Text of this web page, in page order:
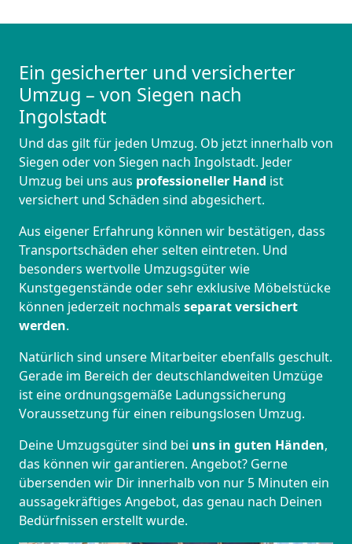
Ein gesicherter und versicherter
Umzug – von Siegen nach
Ingolstadt
Und das gilt für jeden Umzug. Ob jetzt innerhalb von
Siegen oder von Siegen nach Ingolstadt. Jeder
Umzug bei uns aus professioneller Hand ist
versichert und Schäden sind abgesichert.
Aus eigener Erfahrung können wir bestätigen, dass
Transportschäden eher selten eintreten. Und
besonders wertvolle Umzugsgüter wie
Kunstgegenstände oder sehr exklusive Möbelstücke
können jederzeit nochmals separat versichert
werden.
Natürlich sind unsere Mitarbeiter ebenfalls geschult.
Gerade im Bereich der deutschlandweiten Umzüge
ist eine ordnungsgemäße Ladungssicherung
Voraussetzung für einen reibungslosen Umzug.
Deine Umzugsgüter sind bei uns in guten Händen,
das können wir garantieren. Angebot? Gerne
übersenden wir Dir innerhalb von nur 5 Minuten ein
aussagekräftiges Angebot, das genau nach Deinen
Bedürfnissen erstellt wurde.